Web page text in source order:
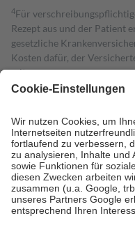
4Für
Rezept aus und der Patient
gesetzliche
Kosten dafür, der
mit.
Grundsätzlich leisten
höchstens zehn Euro.
Es
Kosten der Leistung zu
Diese Regeln gelten
Bei Heilmitteln und
Zuzahlung zehn Prozent
Verordnung.
Um das Engagement der
stärken und die besondere